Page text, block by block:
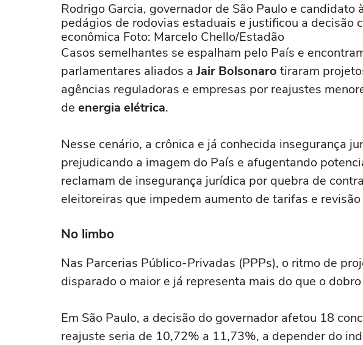
Rodrigo Garcia, governador de São Paulo e candidato
pedágios de rodovias estaduais e justificou a decisão
econômica Foto: Marcelo Chello/Estadão
Casos semelhantes se espalham pelo País e
parlamentares aliados a Jair Bolsonaro tiraram
agências reguladoras e empresas por reajustes
de energia elétrica.
Nesse cenário, a crônica e já conhecida insegurança
prejudicando a imagem do País e afugentando
reclamam de insegurança jurídica por quebra de
eleitoreiras que impedem aumento de tarifas e
No limbo
Nas Parcerias Público-Privadas (PPPs), o ritmo de
disparado o maior e já representa mais do que o
Em São Paulo, a decisão do governador afetou 18
reajuste seria de 10,72% a 11,73%, a depender do